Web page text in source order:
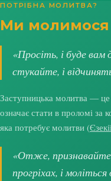
ПОТРІБНА МОЛИТВА?
Ми молимося
«Просіть, і буде
стукайте, і
Заступницька молитва —
означає стати в проломі
яка потребує молитви (
«Отже,
прогріхах, і